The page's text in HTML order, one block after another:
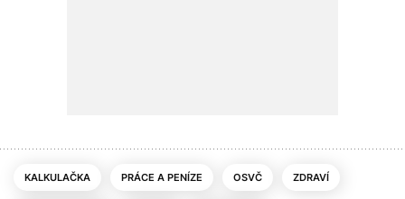
KALKULAČKA PRÁCE A PENÍZE OSVČ ZDRAVÍ